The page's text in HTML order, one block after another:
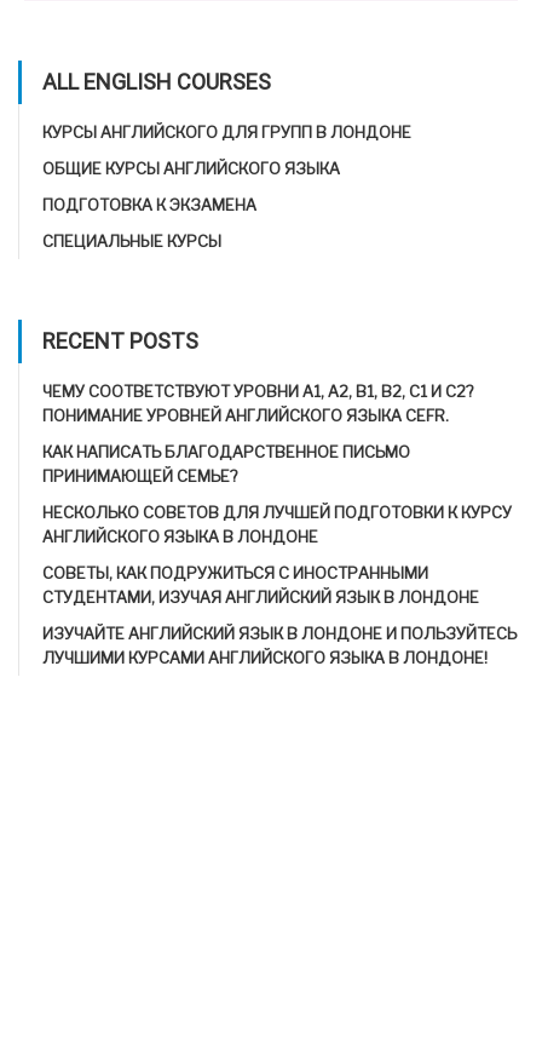
ALL ENGLISH COURSES
КУРСЫ АНГЛИЙСКОГО ДЛЯ ГРУПП В ЛОНДОНЕ
ОБЩИЕ КУРСЫ АНГЛИЙСКОГО ЯЗЫКА
ПОДГОТОВКА К ЭКЗАМЕНА
СПЕЦИАЛЬНЫЕ КУРСЫ
RECENT POSTS
ЧЕМУ СООТВЕТСТВУЮТ УРОВНИ A1, A2, B1, B2, C1 И C2?
ПОНИМАНИЕ УРОВНЕЙ АНГЛИЙСКОГО ЯЗЫКА CEFR.
КАК НАПИСАТЬ БЛАГОДАРСТВЕННОЕ ПИСЬМО
ПРИНИМАЮЩЕЙ СЕМЬЕ?
НЕСКОЛЬКО СОВЕТОВ ДЛЯ ЛУЧШЕЙ ПОДГОТОВКИ К КУРСУ
АНГЛИЙСКОГО ЯЗЫКА В ЛОНДОНЕ
СОВЕТЫ, КАК ПОДРУЖИТЬСЯ С ИНОСТРАННЫМИ
СТУДЕНТАМИ, ИЗУЧАЯ АНГЛИЙСКИЙ ЯЗЫК В ЛОНДОНЕ
ИЗУЧАЙТЕ АНГЛИЙСКИЙ ЯЗЫК В ЛОНДОНЕ И ПОЛЬЗУЙТЕСЬ
ЛУЧШИМИ КУРСАМИ АНГЛИЙСКОГО ЯЗЫКА В ЛОНДОНЕ!